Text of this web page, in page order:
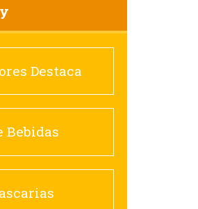
saudável
Destaca
Bebidas